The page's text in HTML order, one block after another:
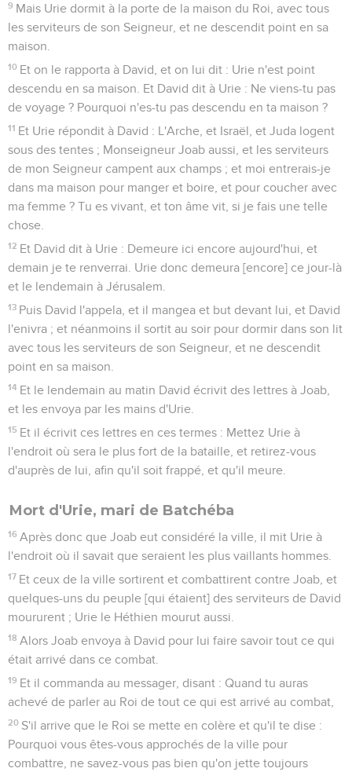
9 Mais Urie dormit à la porte de la maison du Roi, avec tous
les serviteurs de son Seigneur, et ne descendit point en sa
maison.
10 Et on le rapporta à David, et on lui dit : Urie n'est point
descendu en sa maison. Et David dit à Urie : Ne viens-tu pas
de voyage ? Pourquoi n'es-tu pas descendu en ta maison ?
11 Et Urie répondit à David : L'Arche, et Israël, et Juda logent
sous des tentes ; Monseigneur Joab aussi, et les serviteurs
de mon Seigneur campent aux champs ; et moi entrerais-je
dans ma maison pour manger et boire, et pour coucher avec
ma femme ? Tu es vivant, et ton âme vit, si je fais une telle
chose.
12 Et David dit à Urie : Demeure ici encore aujourd'hui, et
demain je te renverrai. Urie donc demeura [encore] ce jour-là
et le lendemain à Jérusalem.
13 Puis David l'appela, et il mangea et but devant lui, et David
l'enivra ; et néanmoins il sortit au soir pour dormir dans son lit
avec tous les serviteurs de son Seigneur, et ne descendit
point en sa maison.
14 Et le lendemain au matin David écrivit des lettres à Joab,
et les envoya par les mains d'Urie.
15 Et il écrivit ces lettres en ces termes : Mettez Urie à
l'endroit où sera le plus fort de la bataille, et retirez-vous
d'auprès de lui, afin qu'il soit frappé, et qu'il meure.
Mort d'Urie, mari de Batchéba
16 Après donc que Joab eut considéré la ville, il mit Urie à
l'endroit où il savait que seraient les plus vaillants hommes.
17 Et ceux de la ville sortirent et combattirent contre Joab, et
quelques-uns du peuple [qui étaient] des serviteurs de David
moururent ; Urie le Héthien mourut aussi.
18 Alors Joab envoya à David pour lui faire savoir tout ce qui
était arrivé dans ce combat.
19 Et il commanda au messager, disant : Quand tu auras
achevé de parler au Roi de tout ce qui est arrivé au combat,
20 S'il arrive que le Roi se mette en colère et qu'il te dise :
Pourquoi vous êtes-vous approchés de la ville pour
combattre, ne savez-vous pas bien qu'on jette toujours